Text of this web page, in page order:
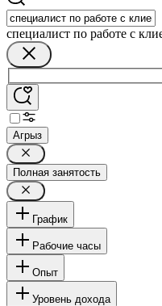
специалист по работе с
Агрыз
Полная занятость
График
Рабочие часы
Опыт
Уровень дохода